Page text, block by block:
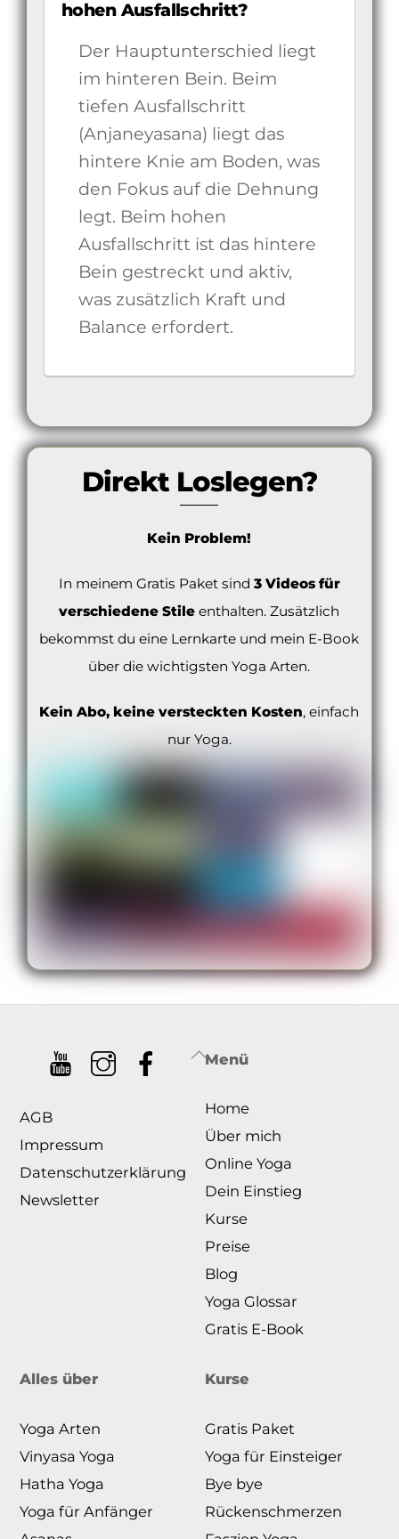
hohen Ausfallschritt?
Der Hauptunterschied liegt
im hinteren Bein. Beim
tiefen Ausfallschritt
(Anjaneyasana) liegt das
hintere Knie am Boden, was
den Fokus auf die Dehnung
legt. Beim hohen
Ausfallschritt ist das hintere
Bein gestreckt und aktiv,
was zusätzlich Kraft und
Balance erfordert.
Direkt Loslegen?
Kein Problem!
In meinem Gratis Paket sind 3 Videos für
verschiedene Stile enthalten. Zusätzlich
bekommst du eine Lernkarte und mein E-Book
über die wichtigsten Yoga Arten.
Kein Abo, keine versteckten Kosten, einfach
nur Yoga.
Back
Top
AGB
Impressum
Datenschutzerklärung
Newsletter
Menü
Home
Über mich
Online Yoga
Dein Einstieg
Kurse
Preise
Blog
Yoga Glossar
Gratis E-Book
Alles über
Yoga Arten
Vinyasa Yoga
Hatha Yoga
Yoga für Anfänger
Kurse
Gratis Paket
Yoga für Einsteiger
Bye bye
Rückenschmerzen